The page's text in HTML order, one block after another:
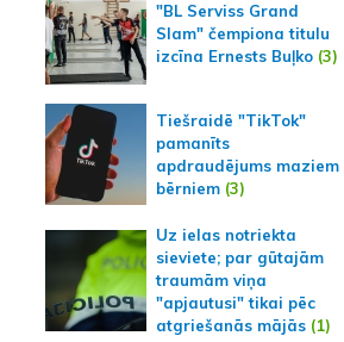
"BL Serviss Grand
Slam" čempiona titulu
izcīna Ernests Buļko(3)
Tiešraidē "TikTok"
pamanīts
apdraudējums maziem
bērniem(3)
Uz ielas notriekta
sieviete; par gūtajām
traumām viņa
"apjautusi" tikai pēc
atgriešanās mājās(1)